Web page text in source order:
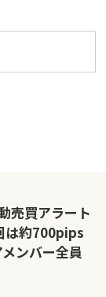
売買アラート
は約700pips
ンバー全員